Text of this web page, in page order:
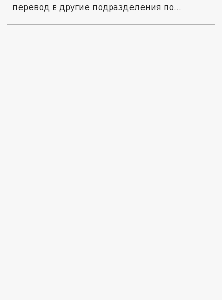
перевод в другие подразделения по...